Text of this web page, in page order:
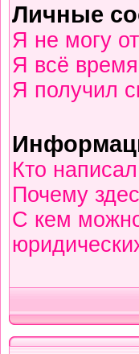
Личные
Я не могу
Я всё
Я получил
Кто
Почему
С кем можно